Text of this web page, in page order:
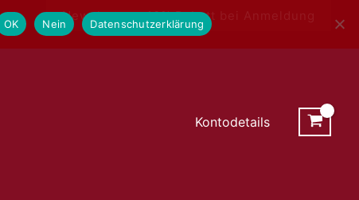
Newsletter - 10% Rabatt bei Anmeldung
Kontodetails
OK Nein Datenschutzerklärung